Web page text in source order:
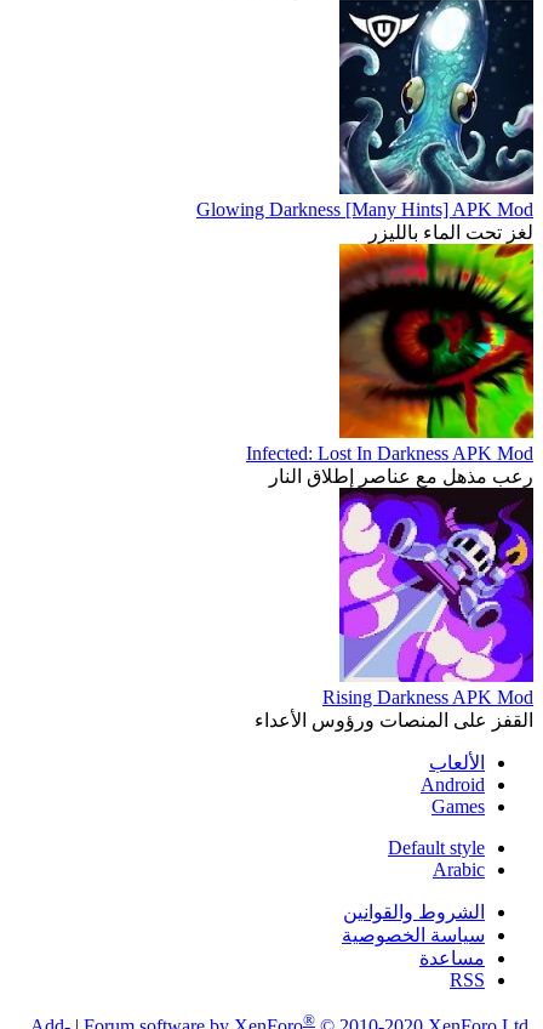
Glowing Darkness [Many Hints] APK Mod
لغز تحت الماء بالليزر
Infected: Lost In Darkness APK Mod
رعب مذهل مع عناصر إطلاق النار
Rising Darkness APK Mod
القفز على المنصات ورؤوس الأعداء
الألعاب
Android
Games
Default style
Arabic
الشروط والقوانين
سياسة الخصوصية
مساعدة
RSS
®